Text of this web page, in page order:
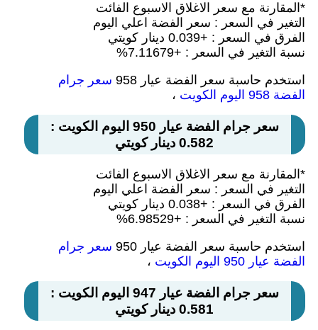
*المقارنة مع سعر الاغلاق الاسبوع الفائت
التغير في السعر : سعر الفضة اعلي اليوم
الفرق في السعر : +0.039 دينار كويتي
نسبة التغير في السعر : +7.11679%
استخدم حاسبة سعر الفضة عيار 958
سعر جرام
الفضة 958 اليوم الكويت
،
سعر جرام الفضة عيار 950 اليوم الكويت :
0.582 دينار كويتي
*المقارنة مع سعر الاغلاق الاسبوع الفائت
التغير في السعر : سعر الفضة اعلي اليوم
الفرق في السعر : +0.038 دينار كويتي
نسبة التغير في السعر : +6.98529%
استخدم حاسبة سعر الفضة عيار 950
سعر جرام
الفضة عيار 950 اليوم الكويت
،
سعر جرام الفضة عيار 947 اليوم الكويت :
0.581 دينار كويتي